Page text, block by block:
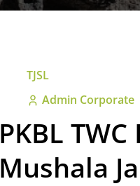
TJSL
Admin Corporate
PKBL
Mushala